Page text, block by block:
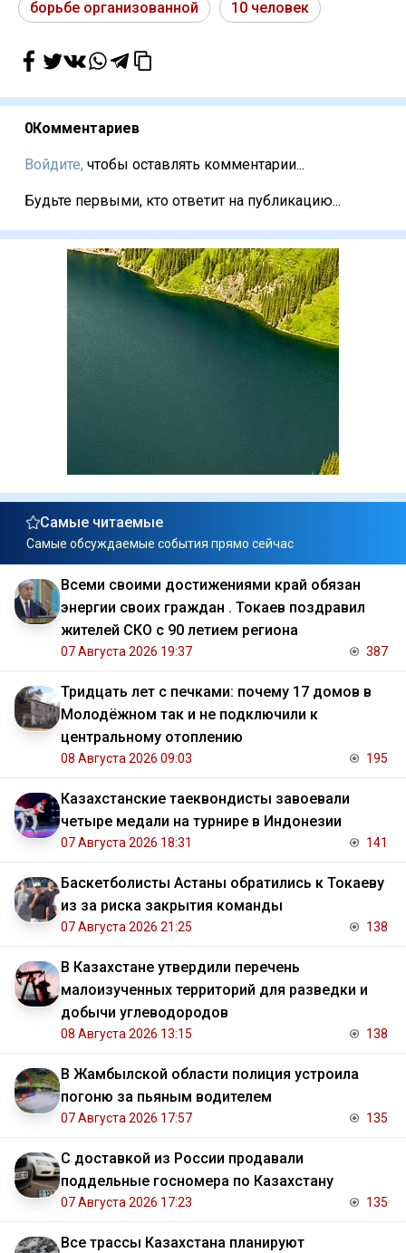
борьбе организованной 10 человек
0Комментариев
Войдите, чтобы оставлять комментарии...
Будьте первыми, кто ответит на публикацию...
Самые читаемые
Самые обсуждаемые события прямо сейчас
Всеми своими достижениями край обязан
энергии своих граждан . Токаев поздравил
жителей СКО с 90 летием региона
07 Августа 2026 19:37 387
Тридцать лет с печками: почему 17 домов в
Молодёжном так и не подключили к
центральному отоплению
08 Августа 2026 09:03 195
Казахстанские таеквондисты завоевали
четыре медали на турнире в Индонезии
07 Августа 2026 18:31 141
Баскетболисты Астаны обратились к Токаеву
из за риска закрытия команды
07 Августа 2026 21:25 138
В Казахстане утвердили перечень
малоизученных территорий для разведки и
добычи углеводородов
08 Августа 2026 13:15 138
В Жамбылской области полиция устроила
погоню за пьяным водителем
07 Августа 2026 17:57 135
С доставкой из России продавали
поддельные госномера по Казахстану
07 Августа 2026 17:23 135
Все трассы Казахстана планируют